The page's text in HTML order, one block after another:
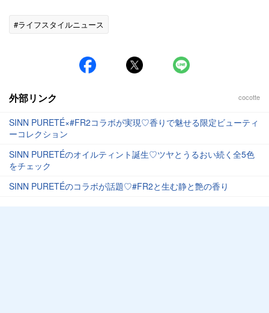
#ライフスタイルニュース
外部リンク cocotte
SINN PURETÉ×#FR2コラボが実現♡香りで魅せる限定ビューティ
ーコレクション
SINN PURETÉのオイルティント誕生♡ツヤとうるおい続く全5色
をチェック
SINN PURETÉのコラボが話題♡#FR2と生む静と艶の香り